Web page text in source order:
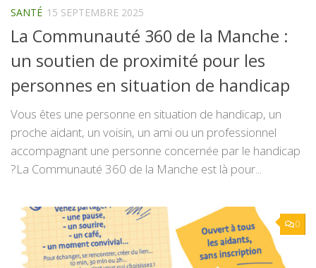
SANTÉ 15 SEPTEMBRE 2025
La Communauté 360 de la Manche :
un soutien de proximité pour les
personnes en situation de handicap
Vous êtes une personne en situation de handicap, un
proche aidant, un voisin, un ami ou un professionnel
accompagnant une personne concernée par le handicap
?La Communauté 360 de la Manche est là pour...
0